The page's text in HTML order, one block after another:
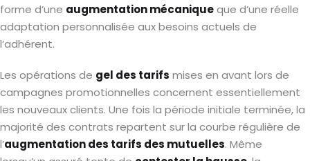
forme d’une augmentation mécaniqueque d’une réelle
adaptation personnalisée aux besoins actuels de
l’adhérent.
Les opérations de gel des tarifs mises en avant lors de
campagnes promotionnelles concernent essentiellement
les nouveaux clients. Une fois la période initiale terminée, la
majorité des contrats repartent sur la courbe régulière de
l’augmentation des tarifs des mutuelles. Même